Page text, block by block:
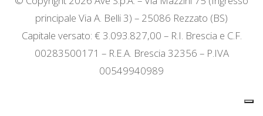
principale Via A. Belli 3) – 25086 Rezzato (BS)
Capitale versato: € 3.093.827,00 – R.I. Brescia e C.F.
00283500171 – R.E.A. Brescia 32356 – P.IVA
00549940989